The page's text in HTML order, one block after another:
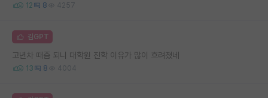
12 8 4257
김GPT
고년차 때즘 되니 대학원 진학 이유가 많이 흐려졌네
13 8 4004